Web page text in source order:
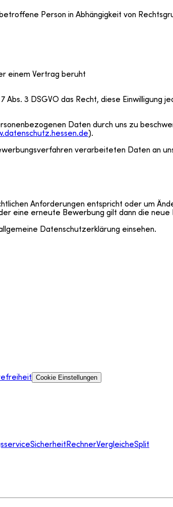
Person in Abhängigkeit von
einem Vertrag beruht
3 DSGVO das Recht, diese Einwilligung
Daten durch uns zu
).
verarbeiteten Daten an
Anforderungen entspricht oder um
eine erneute Bewerbung gilt dann die
Datenschutzerklärung einsehen.
Cookie Einstellungen
SicherheitRechnerVergleicheSplit